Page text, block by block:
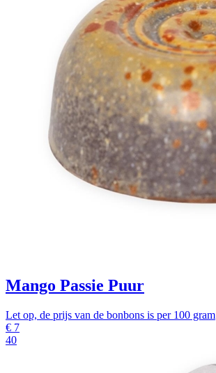
Mango Passie Puur
Let op, de prijs van de bonbons is per 100 gram
€ 7
40